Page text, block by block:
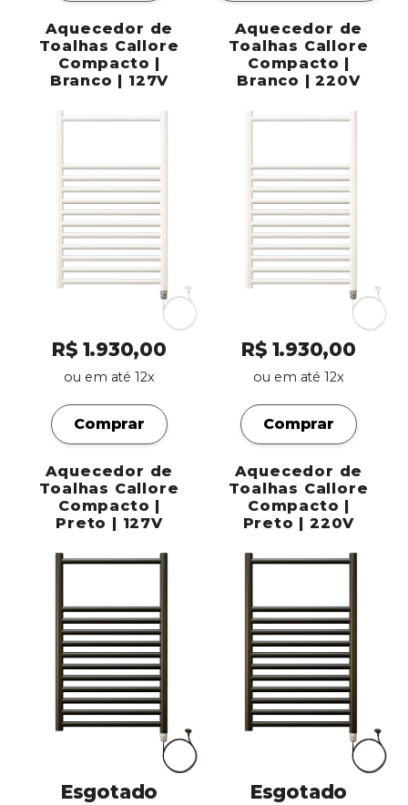
Aquecedor de
Toalhas Callore
Compacto |
Branco | 127V
R$ 1.930,00
ou em até 12x
Comprar
Aquecedor de
Toalhas Callore
Compacto |
Branco | 220V
R$ 1.930,00
ou em até 12x
Comprar
Aquecedor de
Toalhas Callore
Compacto |
Preto | 127V
Esgotado
Aquecedor de
Toalhas Callore
Compacto |
Preto | 220V
Esgotado